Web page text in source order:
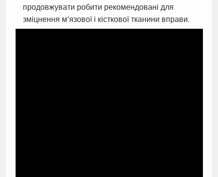
продовжувати робити рекомендовані для
зміцнення м’язової і кісткової тканини вправи.